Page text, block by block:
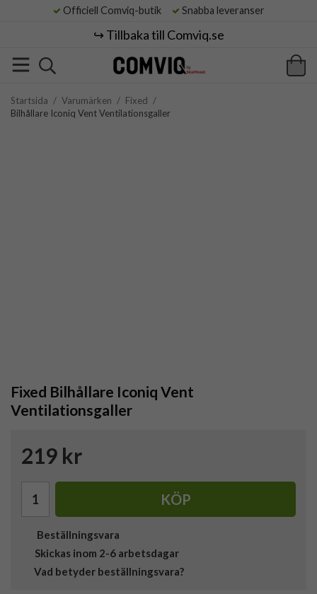
Officiell Comviq-butik Snabba leveranser
↪️ Tillbaka till Comviq.se
Startsida / Varumärken / Fixed /
Bilhållare Iconiq Vent Ventilationsgaller
Fixed Bilhållare Iconiq Vent
Ventilationsgaller
219 kr
KÖP
Beställningsvara
Skickas inom 2-6 arbetsdagar
Vad betyder beställningsvara?